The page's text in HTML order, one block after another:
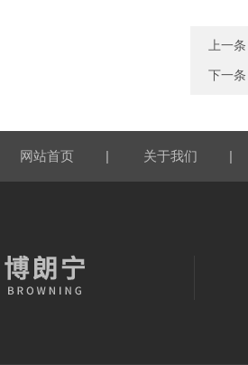
上一
下一
网站首页 | 关于我们 |